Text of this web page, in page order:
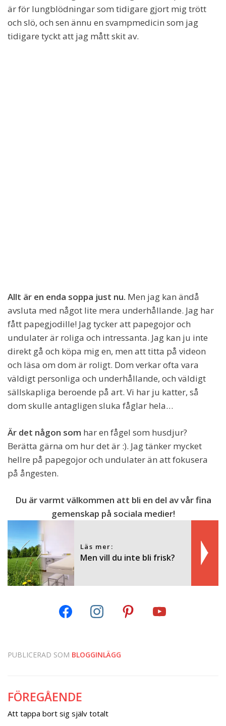
är för lungblödningar som tidigare gjort mig trött
och slö, och sen ännu en svampmedicin som jag
tidigare tyckt att jag mått skit av.
Allt är en enda soppa just nu. Men jag kan ändå
avsluta med något lite mera underhållande. Jag har
fått papegjodille! Jag tycker att papegojor och
undulater är roliga och intressanta. Jag kan ju inte
direkt gå och köpa mig en, men att titta på videon
och läsa om dom är roligt. Dom verkar ofta vara
väldigt personliga och underhållande, och väldigt
sällskapliga beroende på art. Vi har ju katter, så
dom skulle antagligen sluka fåglar hela…
Är det någon som har en fågel som husdjur?
Berätta gärna om hur det är :). Jag tänker mycket
hellre på papegojor och undulater än att fokusera
på ångesten.
Du är varmt välkommen att bli en del av vår fina
gemenskap på sociala medier!
Läs mer:
Men vill du inte bli frisk?
PUBLICERAD SOM BLOGGINLÄGG
Inläggsnavigering
FÖREGÅENDE
Att tappa bort sig själv totalt